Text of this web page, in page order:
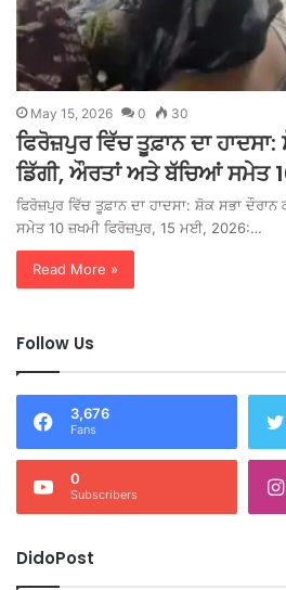
May 15, 2026 0 30
ਫਿਰੋਜ਼ਪੁਰ ਵਿੱਚ ਤੂਫ਼ਾਨ ਦਾ
ਡਿੱਗੀ, ਔਰਤਾਂ ਅਤੇ ਬੱਚਿਆਂ ਸਮੇਤ
ਫਿਰੋਜ਼ਪੁਰ ਵਿੱਚ ਤੂਫ਼ਾਨ ਦਾ ਹਾਦਸਾ: ਸ਼ੋਕ ਸਭਾ
ਸਮੇਤ 10 ਜ਼ਖਮੀ ਫਿਰੋਜ਼ਪੁਰ, 15 ਮਈ, 2026:…
Read More »
Follow Us
3,676
Fans
0
Subscribers
DidoPost